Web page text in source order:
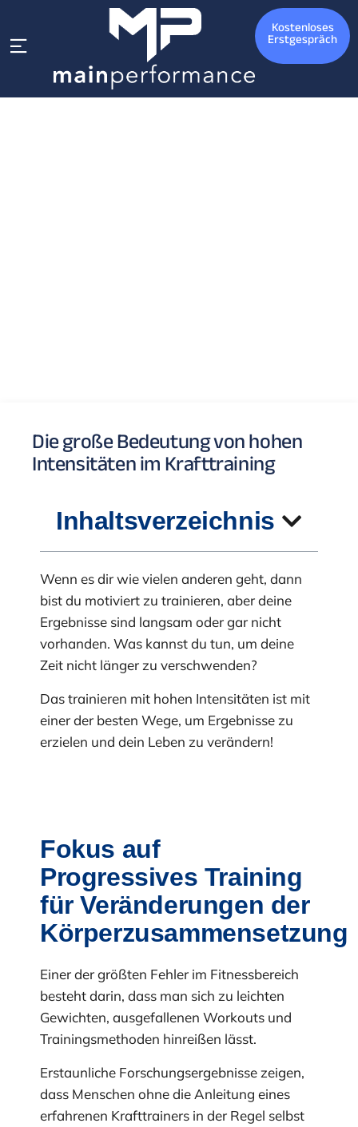
Kostenloses
Erstgespräch
Die große Bedeutung von hohen
Intensitäten im Krafttraining
Inhaltsverzeichnis
Wenn es dir wie vielen anderen geht, dann
bist du motiviert zu trainieren, aber deine
Ergebnisse sind langsam oder gar nicht
vorhanden. Was kannst du tun, um deine
Zeit nicht länger zu verschwenden?
Das trainieren mit hohen Intensitäten ist mit
einer der besten Wege, um Ergebnisse zu
erzielen und dein Leben zu verändern!
Fokus auf
Progressives Training
für Veränderungen der
Körperzusammensetzung
Einer der größten Fehler im Fitnessbereich
besteht darin, dass man sich zu leichten
Gewichten, ausgefallenen Workouts und
Trainingsmethoden hinreißen lässt.
Erstaunliche Forschungsergebnisse zeigen,
dass Menschen ohne die Anleitung eines
erfahrenen Krafttrainers in der Regel selbst